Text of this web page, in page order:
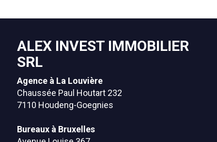
ALEX INVEST IMMOBILIER
SRL
Agence à La Louvière
Chaussée Paul Houtart 232
7110 Houdeng-Goegnies
Bureaux à Bruxelles